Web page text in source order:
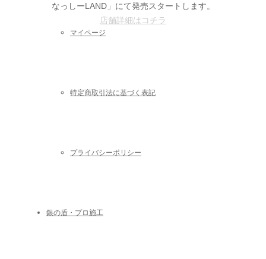
マイページ
特定商取引法に基づく表記
プライバシーポリシー
銀の盾・プロ施工
なっしーLAND」にて発売スタートします。
店舗詳細はコチラ